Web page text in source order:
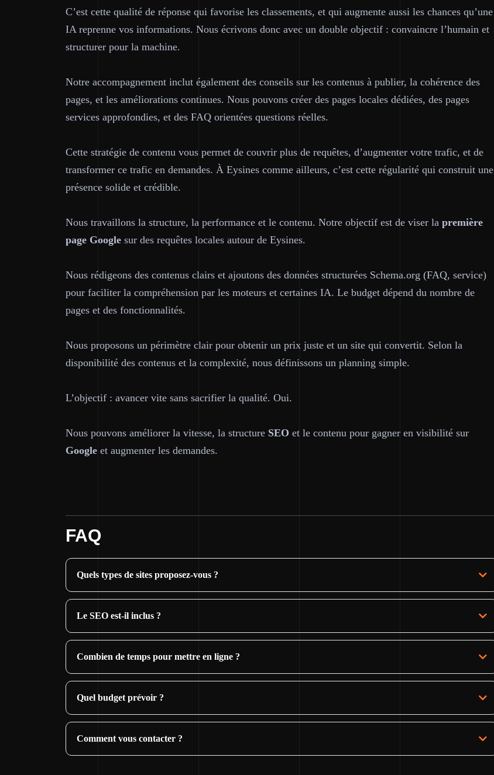
C’est cette qualité de réponse qui favorise les classements, et qui augmente aussi les chances qu’une
IA reprenne vos informations. Nous écrivons donc avec un double objectif : convaincre l’humain et
structurer pour la machine.
Notre accompagnement inclut également des conseils sur les contenus à publier, la cohérence des
pages, et les améliorations continues. Nous pouvons créer des pages locales dédiées, des pages
services approfondies, et des FAQ orientées questions réelles.
Cette stratégie de contenu vous permet de couvrir plus de requêtes, d’augmenter votre trafic, et de
transformer ce trafic en demandes. À Eysines comme ailleurs, c’est cette régularité qui construit une
présence solide et crédible.
Nous travaillons la structure, la performance et le contenu. Notre objectif est de viser la première
page Google sur des requêtes locales autour de Eysines.
Nous rédigeons des contenus clairs et ajoutons des données structurées Schema.org (FAQ, service)
pour faciliter la compréhension par les moteurs et certaines IA. Le budget dépend du nombre de
pages et des fonctionnalités.
Nous proposons un périmètre clair pour obtenir un prix juste et un site qui convertit. Selon la
disponibilité des contenus et la complexité, nous définissons un planning simple.
L’objectif : avancer vite sans sacrifier la qualité. Oui.
Nous pouvons améliorer la vitesse, la structure SEO et le contenu pour gagner en visibilité sur
Google et augmenter les demandes.
FAQ
Quels types de sites proposez-vous ?
Le SEO est-il inclus ?
Combien de temps pour mettre en ligne ?
Quel budget prévoir ?
Comment vous contacter ?